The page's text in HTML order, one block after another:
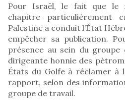
Pour Israël, le fait que le
chapitre particulièrement
Palestine a conduit l’État
empêcher sa publication.
présence au sein du groupe
dirigeante honnie des
États du Golfe à réclamer à
rapport, selon des
groupe de travail.